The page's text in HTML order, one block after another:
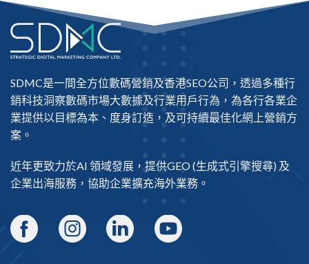
SDMC是一間全方位數碼營銷及香港SEO公司 ，透過多種行
銷科技洞察數碼市場大數據及行業用戶行為，為各行各業企
業提供以目標為本、度身訂造，及可持續最佳化網上營銷方
案。
近年更致力於AI 領域發展，提供GEO(生成式引擎搜尋) 及
企業出海服務，協助企業擴充海外業務。